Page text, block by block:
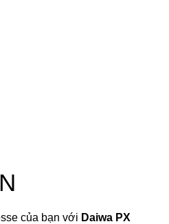
của bạn với Daiwa PX